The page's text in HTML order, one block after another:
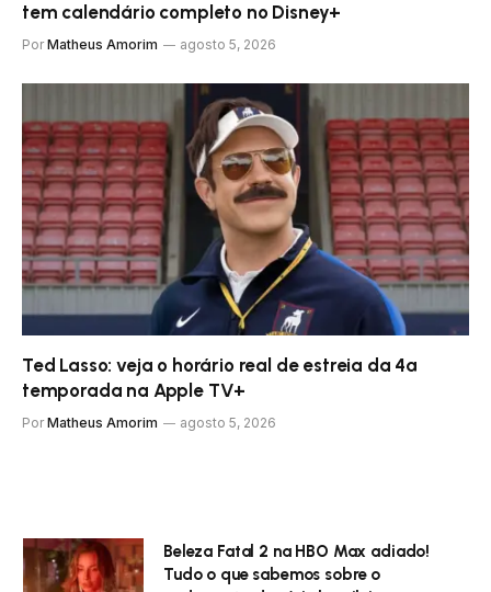
tem calendário completo no Disney+
Por Matheus Amorim agosto 5, 2026
Ted Lasso: veja o horário real de estreia da 4ª
temporada na Apple TV+
Por Matheus Amorim agosto 5, 2026
Beleza Fatal 2 na HBO Max adiado!
Tudo o que sabemos sobre o